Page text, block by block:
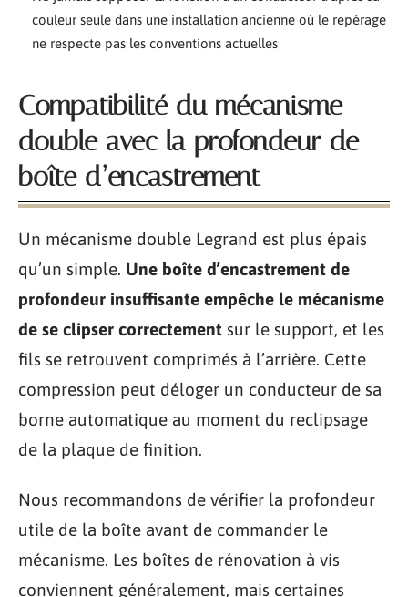
couleur seule dans une installation ancienne où le repérage
ne respecte pas les conventions actuelles
Compatibilité du mécanisme
double avec la profondeur de
boîte d’encastrement
Un mécanisme double Legrand est plus épais
qu’un simple. Une boîte d’encastrement de
profondeur insuffisante empêche le mécanisme
de se clipser correctement sur le support, et les
fils se retrouvent comprimés à l’arrière. Cette
compression peut déloger un conducteur de sa
borne automatique au moment du reclipsage
de la plaque de finition.
Nous recommandons de vérifier la profondeur
utile de la boîte avant de commander le
mécanisme. Les boîtes de rénovation à vis
conviennent généralement, mais certaines